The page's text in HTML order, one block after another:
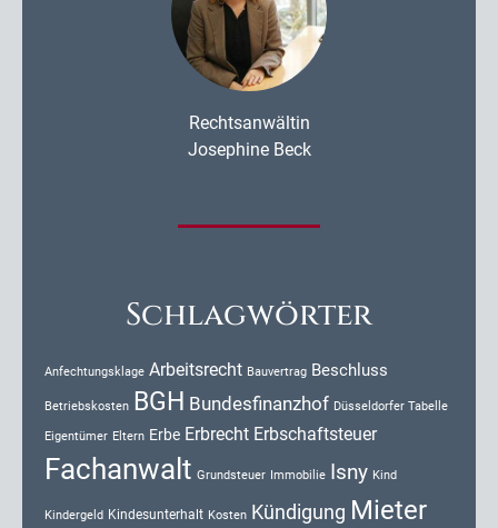
Rechtsanwältin
Josephine Beck
Schlagwörter
Anfechtungsklage Arbeitsrecht Bauvertrag Beschluss
Betriebskosten BGH Bundesfinanzhof Düsseldorfer Tabelle
Eigentümer Eltern Erbe Erbrecht Erbschaftsteuer
Fachanwalt Grundsteuer Immobilie Isny Kind
Kindergeld Kindesunterhalt Kosten Kündigung Mieter